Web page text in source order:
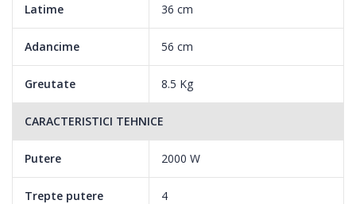
Latime 36 cm
Adancime 56 cm
Greutate 8.5 Kg
CARACTERISTICI TEHNICE
Putere 2000 W
Trepte putere 4